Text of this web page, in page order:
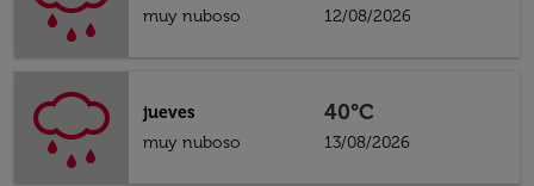
muy nuboso
12/08/2026
jueves
muy nuboso
40°C
13/08/2026